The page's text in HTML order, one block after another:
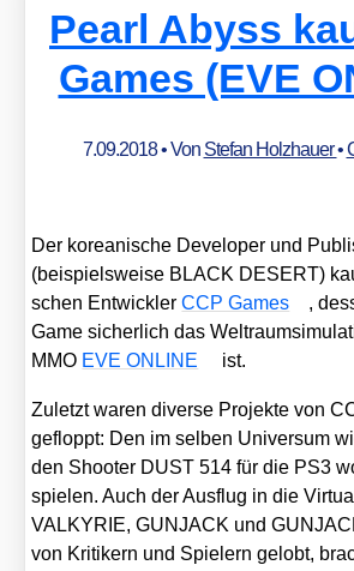
Pearl Abyss
Games (EVE
7.09.2018• Von Stefan Holzhauer•
Der korea­ni­sche Deve­lo­per und
(bei­spiels­wei­se BLACK DESERT)
schen Ent­wick­lerCCP Games
,
Game sicher­lich das
MMO EVE ONLINE ist.
Zuletzt waren diver­se Pro­jek­te von
gefloppt: Den im sel­ben Uni­ver­sum
den Shoo­ter DUST 514 für die PS3
spie­len. Auch der Aus­flug in die
VALKYRIE, GUNJACK und
von Kri­ti­kern und Spie­lern gelobt,